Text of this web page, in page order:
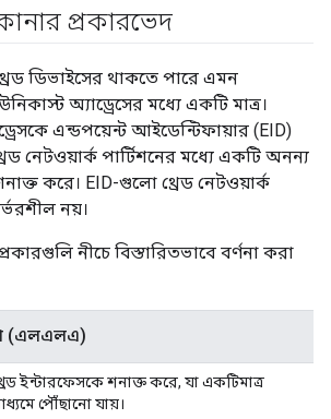
প্রকারভেদ
ডিভাইসের থাকতে পারে এমন
অ্যাড্রেসের মধ্যে একটি মাত্র।
এন্ডপয়েন্ট আইডেন্টিফায়ার (EID)
নেটওয়ার্ক পার্টিশনের মধ্যে একটি অনন্য
করে। EID-গুলো থ্রেড নেটওয়ার্ক
নয়।
নীচে বিস্তারিতভাবে বর্ণনা করা
(এলএলএ)
ইন্টারফেসকে শনাক্ত করে, যা একটিমাত্র
পৌঁছানো যায়।